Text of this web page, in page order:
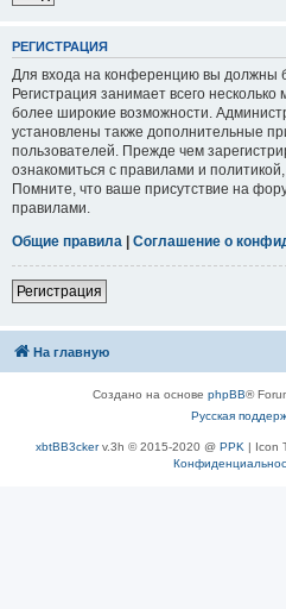
РЕГИСТРАЦИЯ
Для входа на конференцию вы должны
Регистрация занимает всего
более широкие возможности.
установлены также дополнительные
пользователей. Прежде чем
ознакомиться с правилами и
Помните, что ваше присутствие на
правилами.
Общие правила | Соглашение о
Регистрация
На главную
Создано на основе phpBB®
Русская
xbtBB3ckerv.3h © 2015-2020 @ PPK | Icon